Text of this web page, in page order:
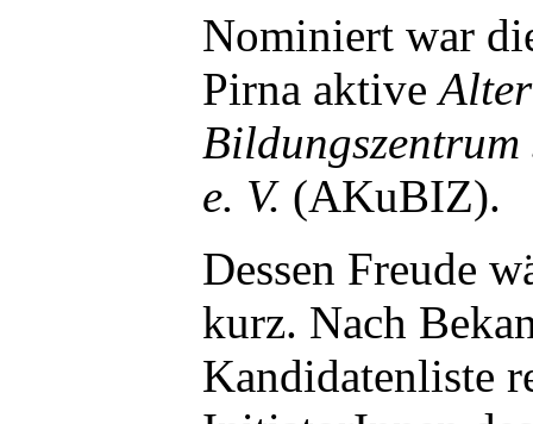
Nominiert war
Pirna aktive
Bildungszentrum
e. V. (AKuBIZ).
Dessen Freude
kurz. Nach
Kandidatenliste